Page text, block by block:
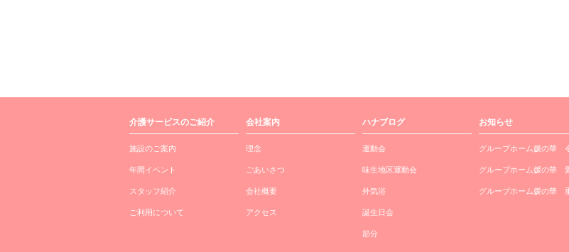
介護サービスのご紹介
施設のご案内
年間イベント
スタッフ紹介
ご利用について
会社案内
理念
ごあいさつ
会社概要
アクセス
ハナブログ
運動会
味生地区運動会
外気浴
誕生日会
節分
お知らせ
グループホーム媛の華
グループホーム媛の華
グループホーム媛の華